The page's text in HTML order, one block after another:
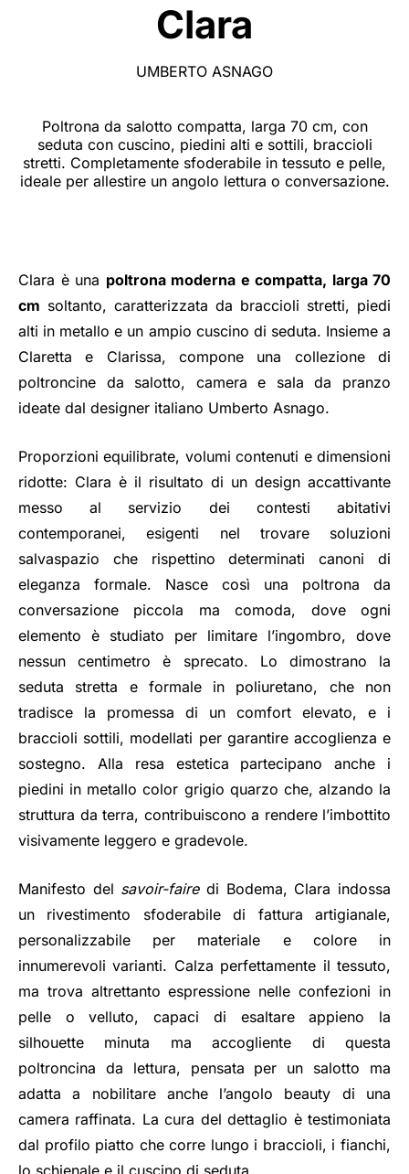
Clara
UMBERTO ASNAGO
Poltrona da salotto compatta, larga 70 cm, con
seduta con cuscino, piedini alti e sottili, braccioli
stretti. Completamente sfoderabile in tessuto e pelle,
ideale per allestire un angolo lettura o conversazione.
Clara è una poltrona moderna e compatta, larga 70
cm soltanto, caratterizzata da braccioli stretti, piedi
alti in metallo e un ampio cuscino di seduta. Insieme a
Claretta e Clarissa, compone una collezione di
poltroncine da salotto, camera e sala da pranzo
ideate dal designer italiano Umberto Asnago.
Proporzioni equilibrate, volumi contenuti e dimensioni
ridotte: Clara è il risultato di un design accattivante
messo al servizio dei contesti abitativi
contemporanei, esigenti nel trovare soluzioni
salvaspazio che rispettino determinati canoni di
eleganza formale. Nasce così una poltrona da
conversazione piccola ma comoda, dove ogni
elemento è studiato per limitare l’ingombro, dove
nessun centimetro è sprecato. Lo dimostrano la
seduta stretta e formale in poliuretano, che non
tradisce la promessa di un comfort elevato, e i
braccioli sottili, modellati per garantire accoglienza e
sostegno. Alla resa estetica partecipano anche i
piedini in metallo color grigio quarzo che, alzando la
struttura da terra, contribuiscono a rendere l’imbottito
visivamente leggero e gradevole.
Manifesto del savoir-fairedi Bodema, Clara indossa
un rivestimento sfoderabile di fattura artigianale,
personalizzabile per materiale e colore in
innumerevoli varianti. Calza perfettamente il tessuto,
ma trova altrettanto espressione nelle confezioni in
pelle o velluto, capaci di esaltare appieno la
silhouette minuta ma accogliente di questa
poltroncina da lettura, pensata per un salotto ma
adatta a nobilitare anche l’angolo beauty di una
camera raffinata. La cura del dettaglio è testimoniata
dal profilo piatto che corre lungo i braccioli, i fianchi,
lo schienale e il cuscino di seduta.